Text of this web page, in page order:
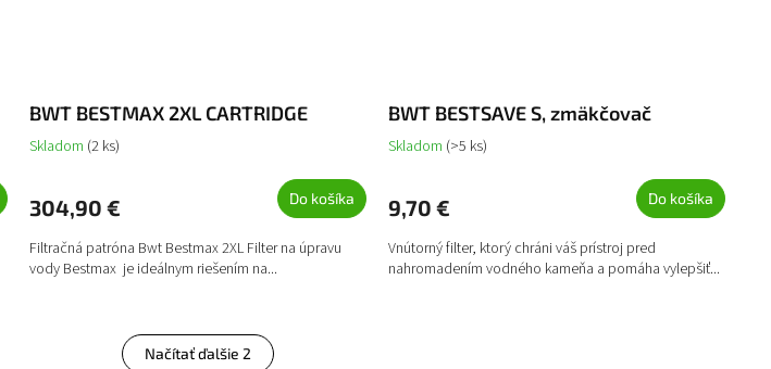
BWT BESTMAX 2XL CARTRIDGE
Skladom (2 ks)
304,90 € Do košíka
Filtračná patróna Bwt Bestmax 2XL Filter na úpravu
vody Bestmax je ideálnym riešením na...
BWT BESTSAVE S, zmäkčovač
Skladom (>5 ks)
9,70 € Do košíka
Vnútorný filter, ktorý chráni váš prístroj pred
nahromadením vodného kameňa a pomáha vylepšiť...
Načítať ďalšie 2